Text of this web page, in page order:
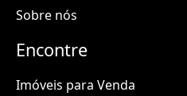
Sobre nós
Encontre
Imóveis para Venda